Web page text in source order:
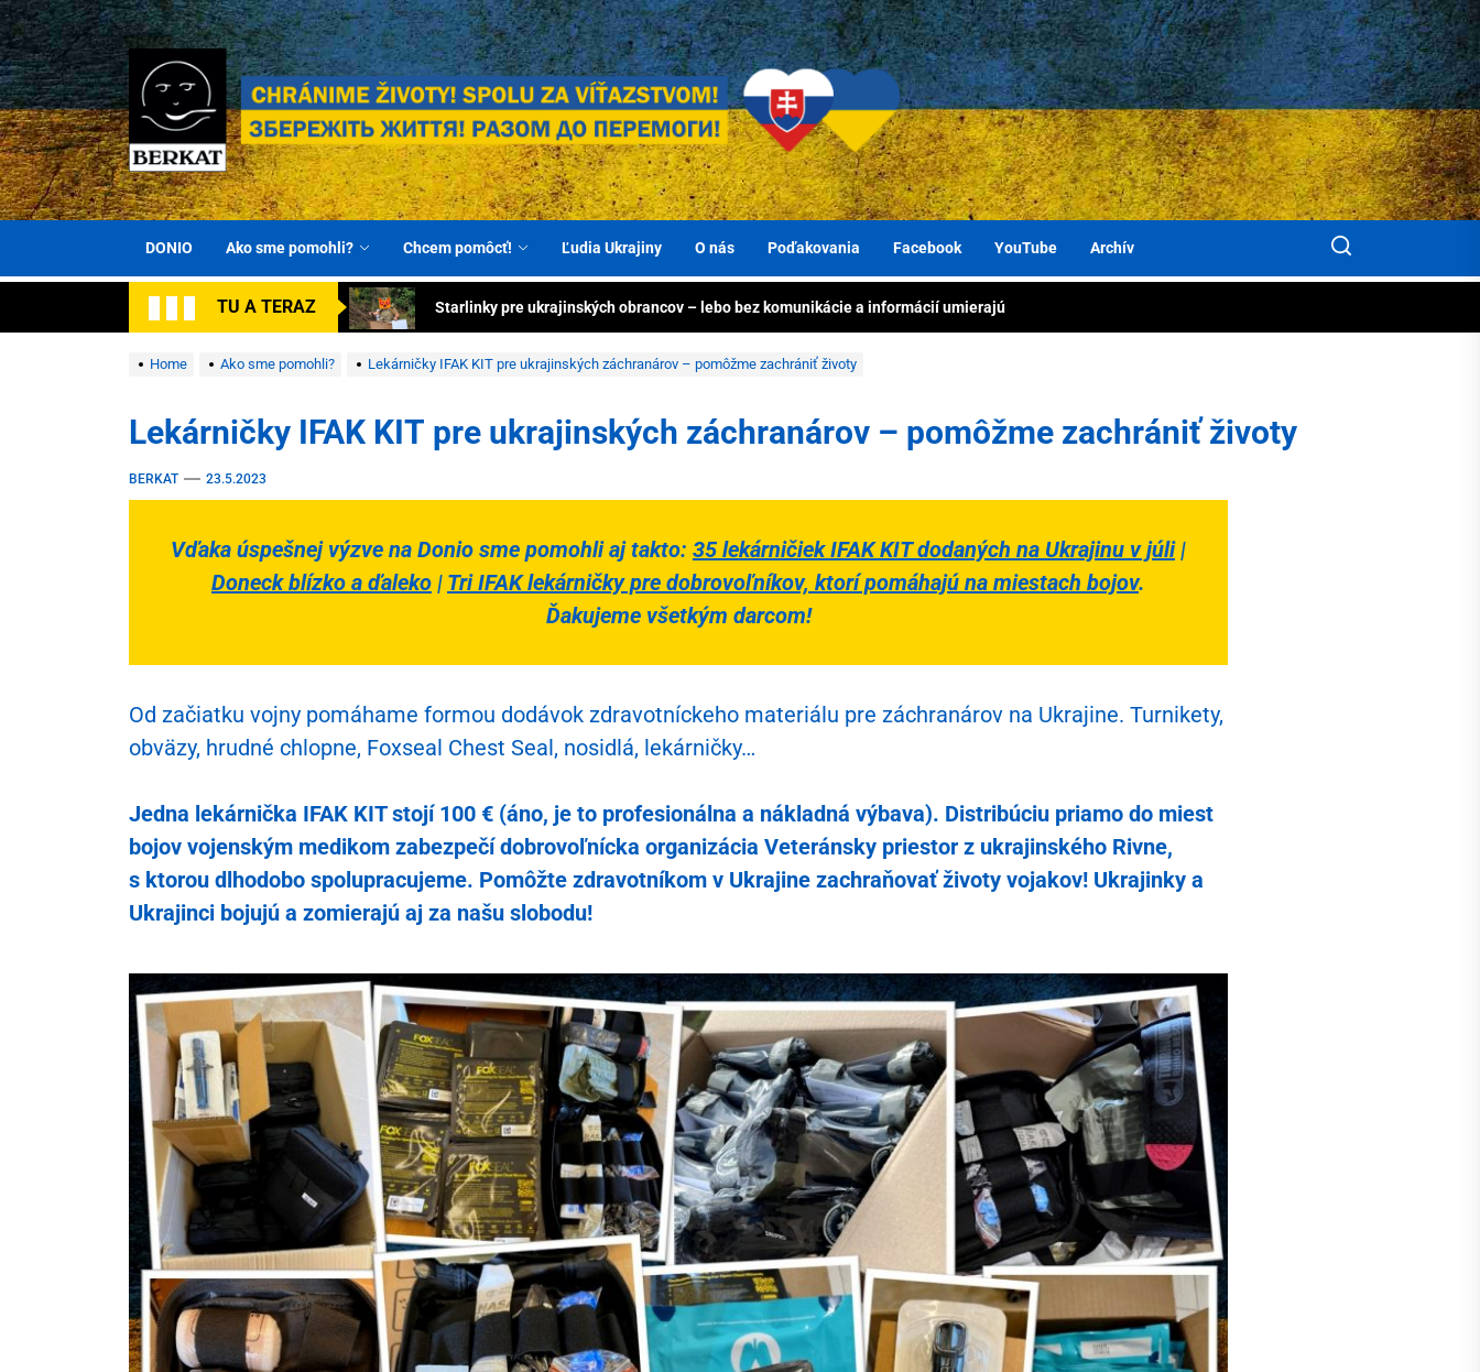
Skip
to
the
content
BERKAT
Spoločne
pomáhame
ľuďom
BERKAT Spoločne pomáhame ľuďom Ukrajiny
Chránime životy! Spolu za víťazstvom! Збережіть життя! Разом до перемоги!
DONIO Ako sme pomohli? Chcem pomôcť! Ľudia Ukrajiny O nás Poďakovania Facebook YouTube Archív
TU A TERAZ
Turnikety zachraňujú životy – pomôžme 2× vďaka výrobe priamo na Ukrajine
Darujme energiu ukrajinským obrancom: generátory, nabíjacie stanice a powerbanky
Spolu za víťazstvom: zdravotnícky materiál zachráni životy ukrajinských obrancov
Starlinky pre ukrajinských obrancov – lebo bez komunikácie a informácií umierajú
Autá pre ľudí v Ukrajine – pomôžme humanitárnym centrám aj vojakom
Turnikety zachraňujú životy – pomôžme 2× vďaka výrobe priamo na Ukrajine
Autá pre ľudí v Ukrajine – pomôžme humanitárnym centrám aj vojakom
Turnikety zachraňujú životy – pomôžme 2× vďaka výrobe priamo na Ukrajine
Home Ako sme pomohli? Lekárničky IFAK KIT pre ukrajinských záchranárov – pomôžme zachrániť životy
Lekárničky IFAK KIT pre ukrajinských záchranárov – pomôžme zachrániť životy
BERKAT 23.5.2023
Vďaka úspešnej výzve na Donio sme pomohli aj takto: 35 lekárničiek IFAK KIT dodaných na Ukrajinu v júli|
Doneck blízko a ďaleko | Tri IFAK lekárničky pre dobrovoľníkov, ktorí pomáhajú na miestach bojov.
Ďakujeme všetkým darcom!
Od začiatku vojny pomáhame formou dodávok zdravotníckeho materiálu pre záchranárov na Ukrajine. Turnikety,
obväzy, hrudné chlopne, Foxseal Chest Seal, nosidlá, lekárničky…
Jedna lekárnička IFAK KIT stojí 100 € (áno, je to profesionálna a nákladná výbava). Distribúciu priamo do miest
bojov vojenským medikom zabezpečí dobrovoľnícka organizácia Veteránsky priestor z ukrajinského Rivne,
s ktorou dlhodobo spolupracujeme. Pomôžte zdravotníkom v Ukrajine zachraňovať životy vojakov! Ukrajinky a
Ukrajinci bojujú a zomierajú aj za našu slobodu!